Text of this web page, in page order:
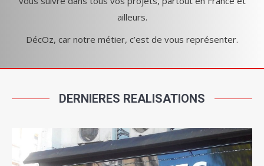
ailleurs.
DécOz, car notre métier, c’est de vous représenter.
DERNIERES REALISATIONS